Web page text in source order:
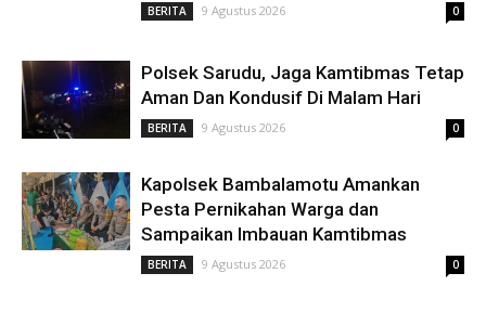
BERITA 9 Agustus 2026 0
Polsek Sarudu, Jaga Kamtibmas Tetap
Aman Dan Kondusif Di Malam Hari
BERITA 9 Agustus 2026 0
Kapolsek Bambalamotu Amankan
Pesta Pernikahan Warga dan
Sampaikan Imbauan Kamtibmas
BERITA 9 Agustus 2026 0